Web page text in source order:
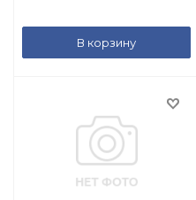
В корзину